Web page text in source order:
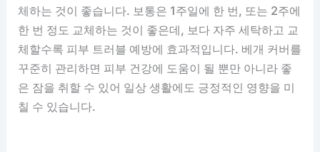
체하는 것이 좋습니다. 보통은 1주일에 한 번, 또는 2주에
한 번 정도 교체하는 것이 좋은데, 보다 자주 세탁하고 교
체할수록 피부 트러블 예방에 효과적입니다. 베개 커버를
꾸준히 관리하면 피부 건강에 도움이 될 뿐만 아니라 좋
은 잠을 취할 수 있어 일상 생활에도 긍정적인 영향을 미
칠 수 있습니다.